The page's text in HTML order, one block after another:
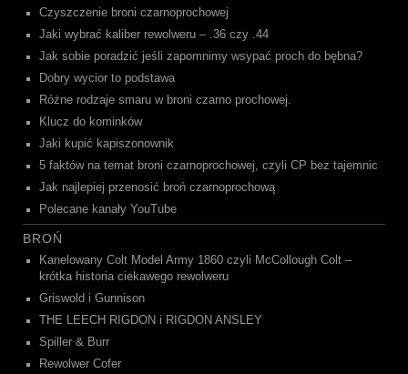
Czyszczenie broni czarnoprochowej
Jaki wybrać kaliber rewolweru – .36 czy .44
Jak sobie poradzić jeśli zapomnimy wsypać proch do bębna?
Dobry wycior to podstawa
Różne rodzaje smaru w broni czarno prochowej.
Klucz do kominków
Jaki kupić kapiszonownik
5 faktów na temat broni czarnoprochowej, czyli CP bez tajemnic
Jak najlepiej przenosić broń czarnoprochową
Polecane kanały YouTube
BROŃ
Kanelowany Colt Model Army 1860 czyli McCollough Colt –
krótka historia ciekawego rewolweru
Griswold i Gunnison
THE LEECH RIGDON i RIGDON ANSLEY
Spiller & Burr
Rewolwer Cofer